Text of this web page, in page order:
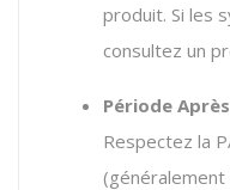
produit. Si les
consultez un
Période
Respectez la